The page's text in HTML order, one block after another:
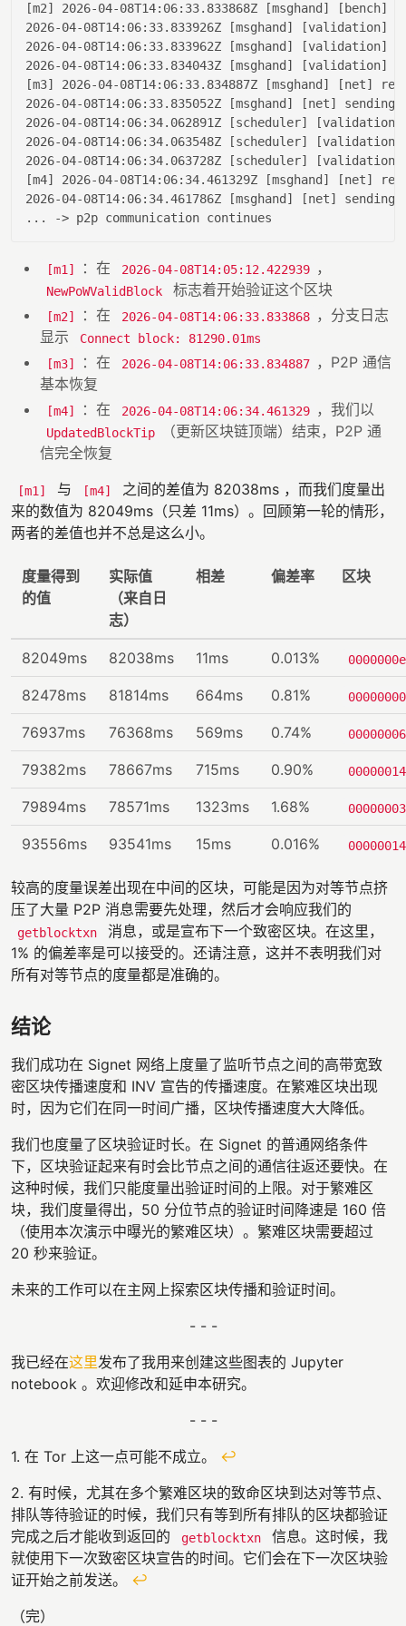
[m2] 2026-04-08T14: 06: 33.833868Z [msghand] [bench]
2026-04-08T14: 06: 33.833926Z [msghand] [validation]
2026-04-08T14: 06: 33.833962Z [msghand] [validation]
2026-04-08T14: 06: 33.834043Z [msghand] [validation]
[m3] 2026-04-08T14: 06: 33.834887Z [msghand] [net]
2026-04-08T14: 06: 33.835052Z [msghand] [net] sending
2026-04-08T14: 06: 34.062891Z [scheduler] [validation
2026-04-08T14: 06: 34.063548Z [scheduler] [validation
2026-04-08T14: 06: 34.063728Z [scheduler] [validation
[m4] 2026-04-08T14: 06: 34.461329Z [msghand] [net]
2026-04-08T14: 06: 34.461786Z [msghand] [net] sending
[m1] ：在 2026-04-08T14:05:12.422939 ，
NewPoWValidBlock 标志着开始验证这个区块
[m2] ：在 2026-04-08T14:06:33.833868
，分支日志
显示
Connect block: 81290.01ms
[m3]
：在 2026-04-08T14:06:33.834887
，P2P 通信
基本恢复
[m4] ：在 2026-04-08T14:06:34.461329 ，我们以
UpdatedBlockTip
（更新区块链顶端）结束，P2P 通
信完全恢复
[m1] 与 [m4]
之间的差值为 82038ms ，而我们度量出
来的数值为 82049ms（只差 11ms）。回顾第一轮的情形，
两者的差值也并不总是这么小。
度量得到
的值
实际值
（来自日
志）
相差 偏差率 区块
82049ms 82038ms 11ms 0.013%
82478ms 81814ms 664ms 0.81%
76937ms 76368ms 569ms 0.74%
79382ms 78667ms 715ms 0.90%
79894ms 78571ms 1323ms 1.68%
93556ms 93541ms 15ms 0.016%
较高的度量误差出现在中间的区块，可能是因为对等节点挤
压了大量 P2P 消息需要先处理，然后才会响应我们的
getblocktxn
消息，或是宣布下一个致密区块。在这里，
1% 的偏差率是可以接受的。还请注意，这并不表明我们对
所有对等节点的度量都是准确的。
结论
我们成功在 Signet 网络上度量了监听节点之间的高带宽致
密区块传播速度和 INV 宣告的传播速度。在繁难区块出现
时，因为它们在同一时间广播，区块传播速度大大降低。
我们也度量了区块验证时长。在 Signet 的普通网络条件
下，区块验证起来有时会比节点之间的通信往返还要快。在
这种时候，我们只能度量出验证时间的上限。对于繁难区
块，我们度量得出，50 分位节点的验证时间降速是 160 倍
（使用本次演示中曝光的繁难区块）。繁难区块需要超过
20 秒来验证。
未来的工作可以在主网上探索区块传播和验证时间。
- - -
我已经在这里发布了我用来创建这些图表的 Jupyter
notebook 。欢迎修改和延申本研究。
- - -
1. 在 Tor 上这一点可能不成立。 ↩
2. 有时候，尤其在多个繁难区块的致命区块到达对等节点、
排队等待验证的时候，我们只有等到所有排队的区块都验证
完成之后才能收到返回的
getblocktxn
信息。这时候，我
就使用下一次致密区块宣告的时间。它们会在下一次区块验
证开始之前发送。 ↩
（完）